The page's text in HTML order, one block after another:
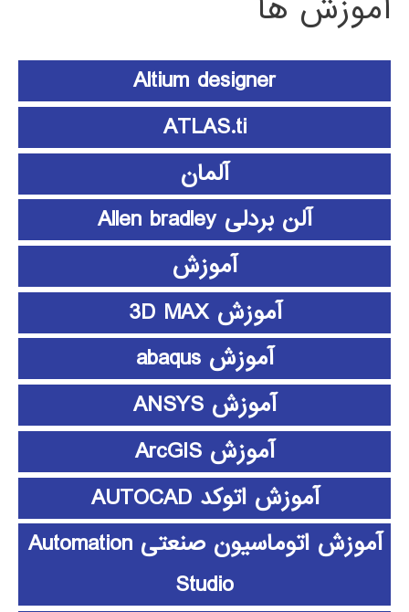
آموزش ها
Altium designer
ATLAS.ti
آلمان
آلن بردلی Allen bradley
آموزش
آموزش 3D MAX
آموزش abaqus
آموزش ANSYS
آموزش ArcGIS
آموزش اتوکد AUTOCAD
آموزش اتوماسیون صنعتی Automation
Studio